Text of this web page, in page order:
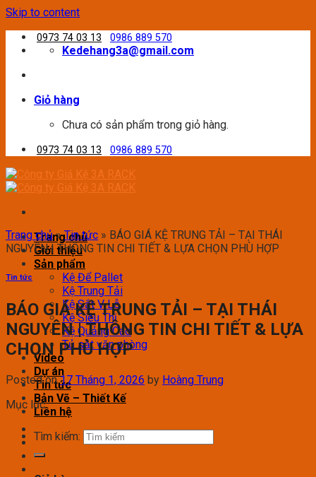
Skip to content
0973 74 03 13 0986 889 570
Kedehang3a@gmail.com
Giỏ hàng
Chưa có sản phẩm trong giỏ hàng.
0973 74 03 13 0986 889 570
Trang chủ
Giới thiệu
Sản phẩm
Kệ Để Pallet
Kệ Trung Tải
Kệ Sắt V Lỗ
Kệ Siêu Thị
Kệ Quảng Cáo
Tủ sắt văn phòng
Video
Dự án
Tin tức
Bản Vẽ – Thiết Kế
Liên hệ
Tìm kiếm:
Trang chủ»Tin tức » BÁO GIÁ KỆ TRUNG TẢI – TẠI THÁI
NGUYÊN | THÔNG TIN CHI TIẾT & LỰA CHỌN PHÙ HỢP
Tin tức
BÁO GIÁ KỆ TRUNG TẢI – TẠI THÁI
NGUYÊN | THÔNG TIN CHI TIẾT & LỰA
CHỌN PHÙ HỢP
Posted on17 Tháng 1, 2026 by Hoàng Trung
Mục lục